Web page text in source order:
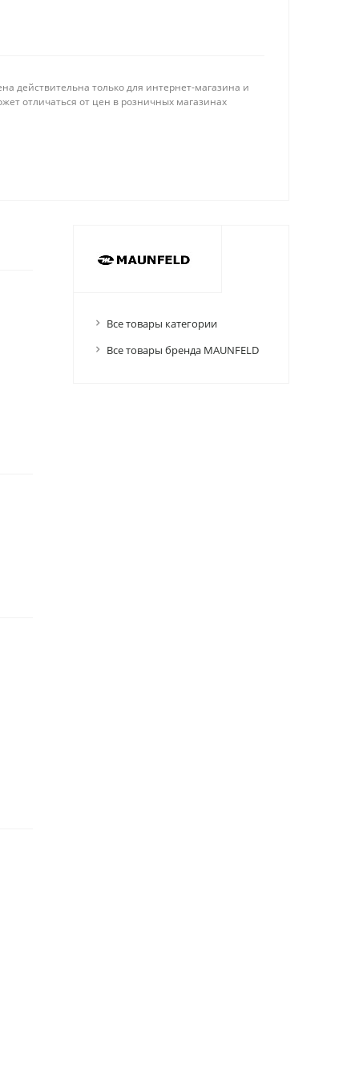
действительна только для интернет-магазина и
отличаться от цен в розничных магазинах
Все товары категории
Все товары бренда MAUNFELD